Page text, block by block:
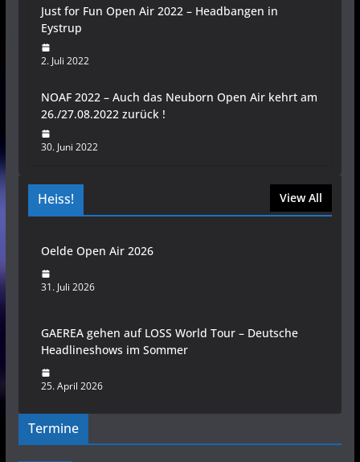
Just for Fun Open Air 2022 – Headbangen in
Eystrup
2. Juli 2022
NOAF 2022 – Auch das Neuborn Open Air kehrt am
26./27.08.2022 zurück !
30. Juni 2022
Heiss! View All
Oelde Open Air 2026
31. Juli 2026
GAEREA gehen auf LOSS World Tour – Deutsche
Headlineshows im Sommer
25. April 2026
Termine